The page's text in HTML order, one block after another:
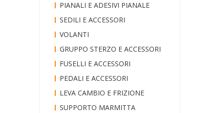
PIANALI E ADESIVI PIANALE
SEDILI E ACCESSORI
VOLANTI
GRUPPO STERZO E ACCESSORI
FUSELLI E ACCESSORI
PEDALI E ACCESSORI
LEVA CAMBIO E FRIZIONE
SUPPORTO MARMITTA